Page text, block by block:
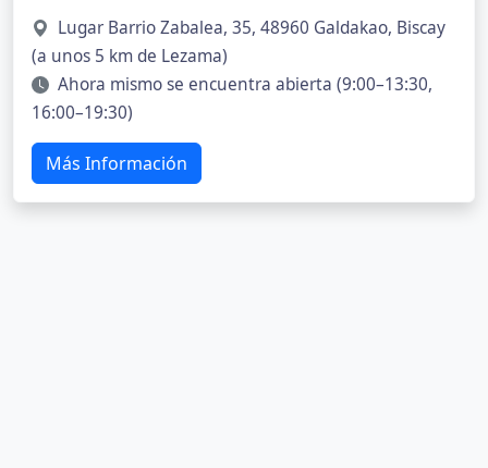
Lugar Barrio Zabalea, 35, 48960 Galdakao, Biscay
(a unos 5 km de Lezama)
Ahora mismo se encuentra abierta (9:00–13:30,
16:00–19:30)
Más Información